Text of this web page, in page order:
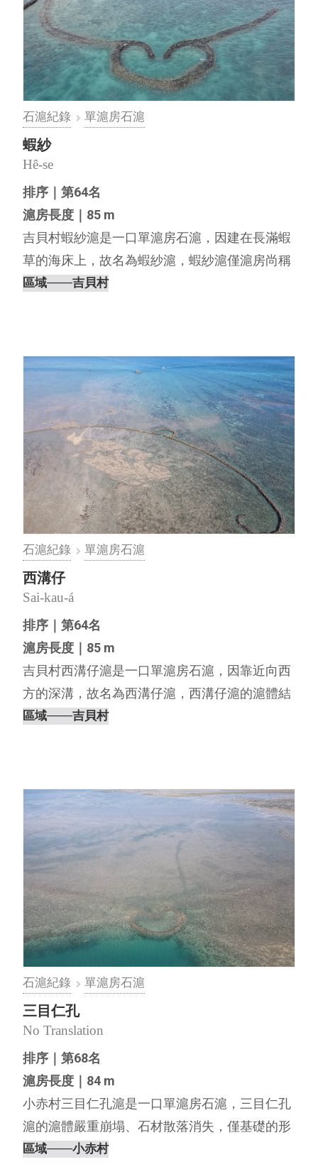
石滬紀錄 單滬房石滬
蝦紗
Hê-se
排序｜第64名
滬房長度｜85 m
吉貝村蝦紗滬是一口單滬房石滬，因建在長滿蝦
草的海床上，故名為蝦紗滬，蝦紗滬僅滬房尚稱
完整，右伸腳則嚴重崩塌，且在旁邊有一條疑似
區域───吉貝村
石滬紀錄 單滬房石滬
西溝仔
Sai-kau-á
排序｜第64名
滬房長度｜85 m
吉貝村西溝仔滬是一口單滬房石滬，因靠近向西
方的深溝，故名為西溝仔滬，西溝仔滬的滬體結
構完整，滬房兩側都有魚井，滬門底下有滬碇，
區域───吉貝村
石滬紀錄 單滬房石滬
三目仁孔
No Translation
排序｜第68名
滬房長度｜84 m
小赤村三目仁孔滬是一口單滬房石滬，三目仁孔
滬的滬體嚴重崩塌、石材散落消失，僅基礎的形
體尚在。 內文編撰｜離島出走工作室，2021⋯
區域───小赤村